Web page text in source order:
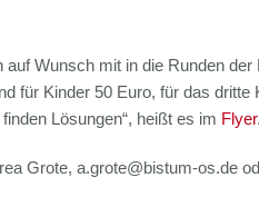
Wunsch mit in die Runden
für Kinder 50 Euro, für das dritte
Lösungen“, heißt es im Flyer.
Grote, a.grote@bistum-os.de